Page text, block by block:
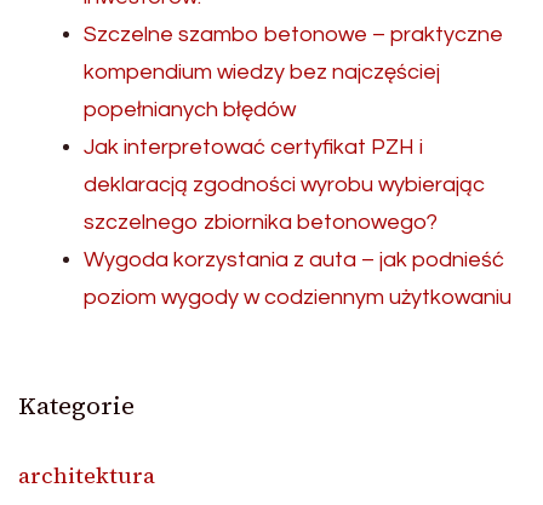
Szczelne szambo betonowe – praktyczne
kompendium wiedzy bez najczęściej
popełnianych błędów
Jak interpretować certyfikat PZH i
deklaracją zgodności wyrobu wybierając
szczelnego zbiornika betonowego?
Wygoda korzystania z auta – jak podnieść
poziom wygody w codziennym użytkowaniu
Kategorie
architektura